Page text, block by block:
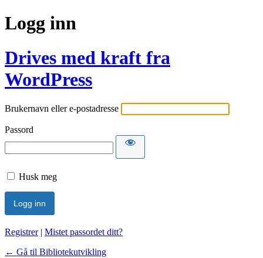
Logg inn
Drives med kraft fra
WordPress
Brukernavn eller e-postadresse
Passord
Husk meg
Registrer| Mistet passordet ditt?
← Gå til Bibliotekutvikling